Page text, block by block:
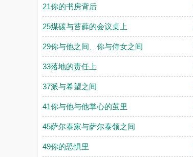
21你的书房背后
25煤碳与苔藓的会议桌上
29你与他之间、你与侍女之间
33落地的责任上
37派与希望之间
41你与他与他掌心的茧里
45萨尔泰家与萨尔泰领之间
49你的恐惧里